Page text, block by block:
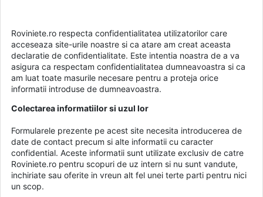
Roviniete.ro respecta confidentialitatea utilizatorilor care
acceseaza site-urile noastre si ca atare am creat aceasta
declaratie de confidentialitate. Este intentia noastra de a va
asigura ca respectam confidentialitatea dumneavoastra si ca
am luat toate masurile necesare pentru a proteja orice
informatii introduse de dumneavoastra.
Colectarea informatiilor si uzul lor
Formularele prezente pe acest site necesita introducerea de
date de contact precum si alte informatii cu caracter
confidential. Aceste informatii sunt utilizate exclusiv de catre
Roviniete.ro pentru scopuri de uz intern si nu sunt vandute,
inchiriate sau oferite in vreun alt fel unei terte parti pentru nici
un scop.